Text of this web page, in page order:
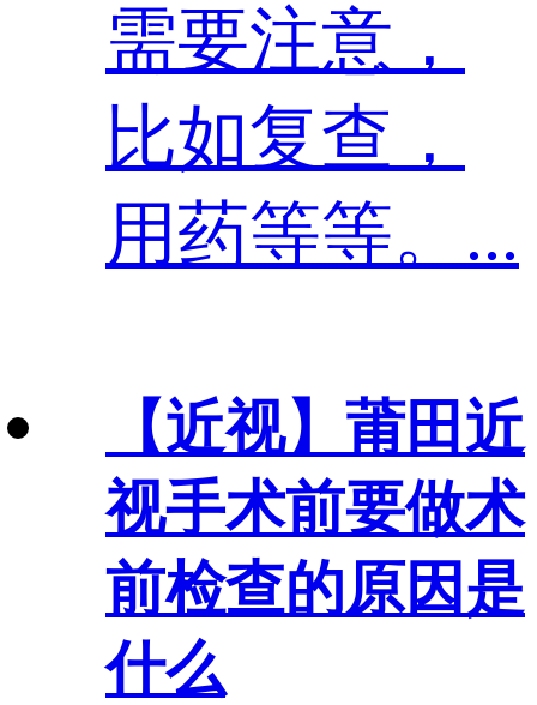
需要注意，
比如复查，
用药等等。...
【近视】 莆田近
视手术前要做术
前检查的原因是
什么